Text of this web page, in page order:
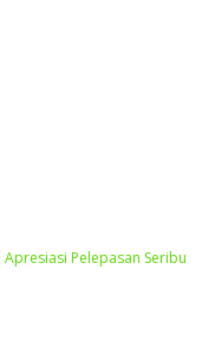
Pelepasan Seribu